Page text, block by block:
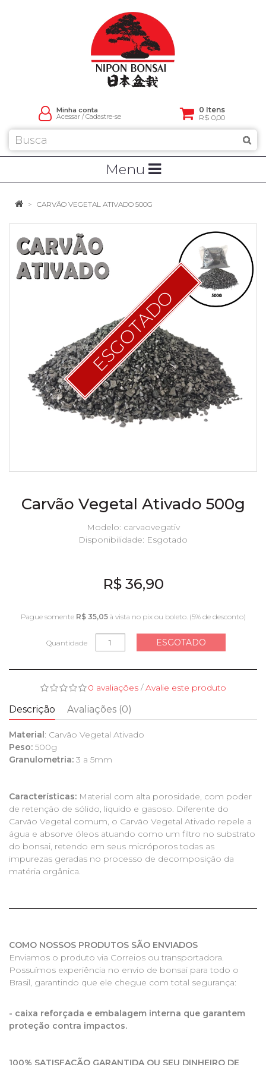
Minha conta
Acessar/Cadastre-se
0 Itens
R$ 0,00
Menu
CARVÃO VEGETAL ATIVADO 500G
ESGOTADO
Carvão Vegetal Ativado 500g
Modelo: carvaovegativ
Disponibilidade: Esgotado
R$ 36,90
Pague somente R$ 35,05à vista no pix ou boleto. (5% de desconto)
Quantidade ESGOTADO
0 avaliações/Avalie este produto
Descrição Avaliações (0)
Material: Carvão Vegetal Ativado
Peso: 500g
Granulometria: 3 a 5mm
Características: Material com alta porosidade, com poder
de retenção de sólido, liquido e gasoso. Diferente do
Carvão Vegetal comum, o Carvão Vegetal Ativado repele a
água e absorve óleos atuando como um filtro no substrato
do bonsai, retendo em seus micróporos todas as
impurezas geradas no processo de decomposição da
matéria orgânica.
COMO NOSSOS PRODUTOS SÃO ENVIADOS
Enviamos o produto via Correios ou transportadora.
Possuímos experiência no envio de bonsai para todo o
Brasil, garantindo que ele chegue com total segurança:
- caixa reforçada e embalagem interna que garantem
proteção contra impactos.
100% SATISFAÇÃO GARANTIDA OU SEU DINHEIRO DE